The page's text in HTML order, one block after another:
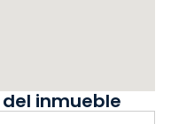
inmueble